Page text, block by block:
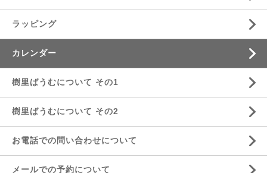
ラッピング
カレンダー
樹里ばうむについて その1
樹里ばうむについて その2
お電話での問い合わせについて
メールでの予約について